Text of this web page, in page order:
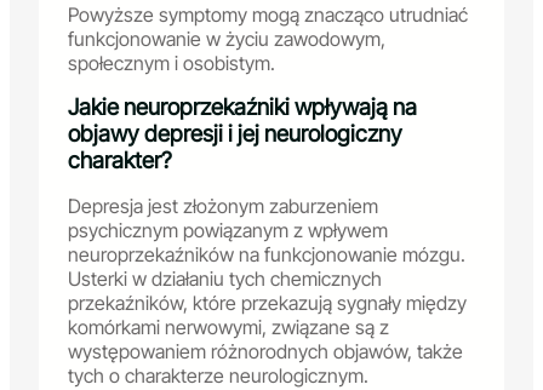
Powyższe symptomy mogą znacząco utrudniać
funkcjonowanie w życiu zawodowym,
społecznym i osobistym.
Jakie neuroprzekaźniki wpływają na
objawy depresji i jej neurologiczny
charakter?
Depresja jest złożonym zaburzeniem
psychicznym powiązanym z wpływem
neuroprzekaźników na funkcjonowanie mózgu.
Usterki w działaniu tych chemicznych
przekaźników, które przekazują sygnały między
komórkami nerwowymi, związane są z
występowaniem różnorodnych objawów, także
tych o charakterze neurologicznym.